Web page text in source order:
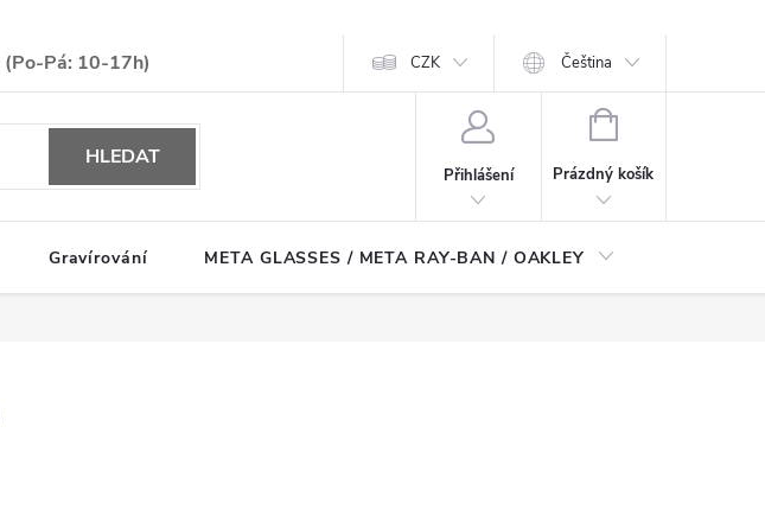
CZK Čeština
HLEDAT
Přihlášení
NÁKUPNÍ
Prázdný košík
Gravírování META GLASSES / META RAY-BAN / OAKLEY